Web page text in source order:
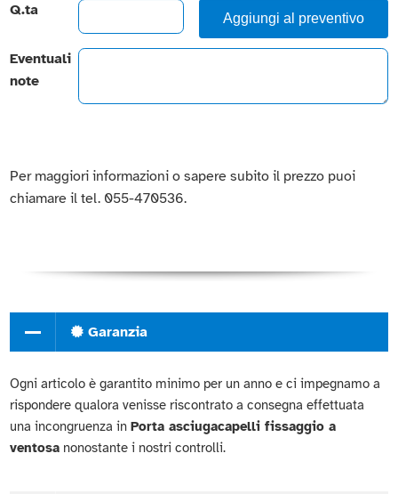
Q.ta Aggiungi al preventivo
Eventuali
note
Per maggiori informazioni o sapere subito il prezzo puoi
chiamare il tel. 055-470536.
Garanzia
Ogni articolo è garantito minimo per un anno e ci impegnamo a
rispondere qualora venisse riscontrato a consegna effettuata
una incongruenza inPorta asciugacapelli fissaggio a
ventosa nonostante i nostri controlli.